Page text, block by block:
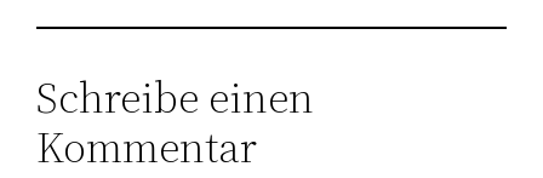
Schreibe einen
Kommentar